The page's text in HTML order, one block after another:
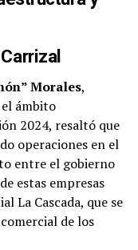
Morales,
ámbito
2024, resaltó que
operaciones en el
entre el gobierno
estas empresas
La Cascada, que se
de los